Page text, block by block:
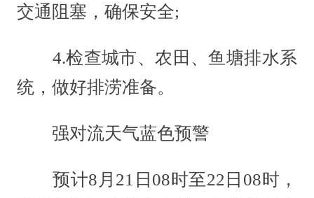
交通阻塞，确保安全;
4.检查城市、农田、鱼塘排水系
统，做好排涝准备。
强对流天气蓝色预警
预计8月21日08时至22日08时，